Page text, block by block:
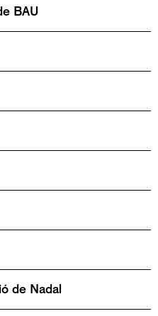
BAU
de Nadal